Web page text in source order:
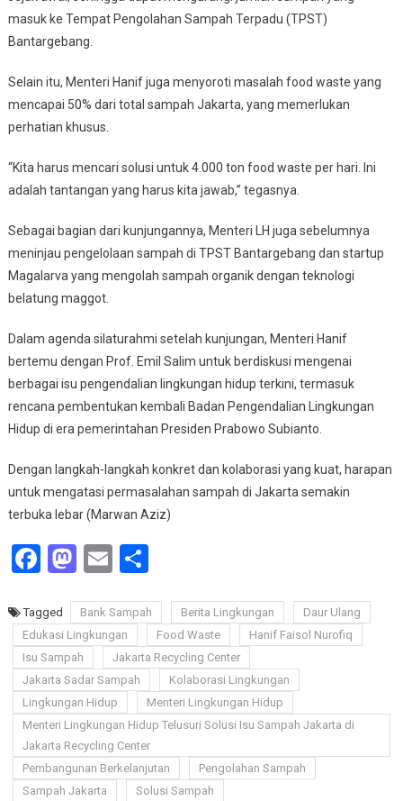
masuk ke Tempat Pengolahan Sampah Terpadu (TPST)
Bantargebang.
Selain itu, Menteri Hanif juga menyoroti masalah food waste yang
mencapai 50% dari total sampah Jakarta, yang memerlukan
perhatian khusus.
“Kita harus mencari solusi untuk 4.000 ton food waste per hari. Ini
adalah tantangan yang harus kita jawab,” tegasnya.
Sebagai bagian dari kunjungannya, Menteri LH juga sebelumnya
meninjau pengelolaan sampah di TPST Bantargebang dan startup
Magalarva yang mengolah sampah organik dengan teknologi
belatung maggot.
Dalam agenda silaturahmi setelah kunjungan, Menteri Hanif
bertemu dengan Prof. Emil Salim untuk berdiskusi mengenai
berbagai isu pengendalian lingkungan hidup terkini, termasuk
rencana pembentukan kembali Badan Pengendalian Lingkungan
Hidup di era pemerintahan Presiden Prabowo Subianto.
Dengan langkah-langkah konkret dan kolaborasi yang kuat, harapan
untuk mengatasi permasalahan sampah di Jakarta semakin
terbuka lebar (Marwan Aziz)
Facebook
Mastodon
EmailShare
Tagged Bank Sampah Berita Lingkungan
Daur Ulang
Edukasi Lingkungan
Food Waste
Hanif Faisol Nurofiq
Isu Sampah
Jakarta Recycling Center
Jakarta Sadar Sampah
Kolaborasi Lingkungan
Lingkungan Hidup
Menteri Lingkungan Hidup
Menteri Lingkungan Hidup Telusuri Solusi Isu Sampah Jakarta di
Jakarta Recycling Center
Pembangunan Berkelanjutan
Pengolahan Sampah
Sampah Jakarta
Solusi Sampah